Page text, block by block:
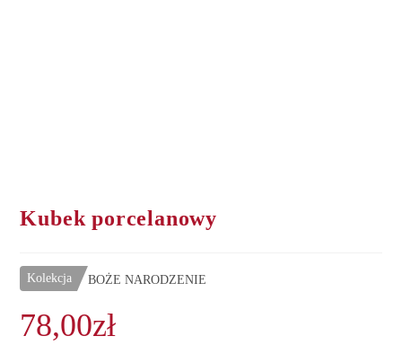
Kubek porcelanowy
Kolekcja BOŻE NARODZENIE
78,00zł